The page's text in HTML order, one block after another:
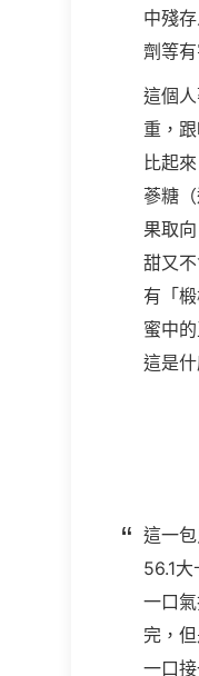
中殘
劑等
這個
重，
比起
蔘糖
果取
甜又
有「
蜜中
這是
這一
56.1
一口
完，
一口